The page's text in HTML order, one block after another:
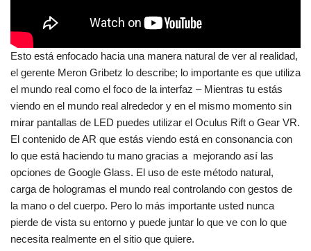
Esto está enfocado hacia una manera natural de ver al realidad,
el gerente Meron Gribetz lo describe; lo importante es que utiliza
el mundo real como el foco de la interfaz – Mientras tu estás
viendo en el mundo real alrededor y en el mismo momento sin
mirar pantallas de LED puedes utilizar el Oculus Rift o Gear VR.
El contenido de AR que estás viendo está en consonancia con
lo que está haciendo tu mano gracias a mejorando así las
opciones de Google Glass. El uso de este método natural,
carga de hologramas el mundo real controlando con gestos de
la mano o del cuerpo. Pero lo más importante usted nunca
pierde de vista su entorno y puede juntar lo que ve con lo que
necesita realmente en el sitio que quiere.